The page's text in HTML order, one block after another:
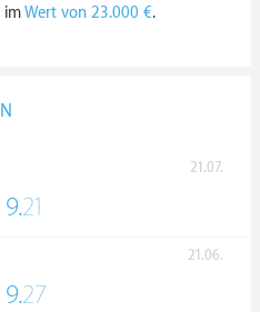
imWert von 23.000 €.
21.07.
9.21
21.06.
9.27